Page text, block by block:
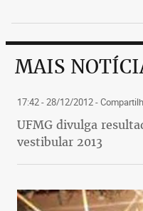
MAIS
17:42 - 28/12/2012-
UFMG divulga
vestibular 2013